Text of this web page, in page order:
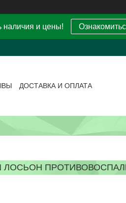
наличия и цены!
ДОСТАВКА И ОПЛАТА
ЛОСЬОН